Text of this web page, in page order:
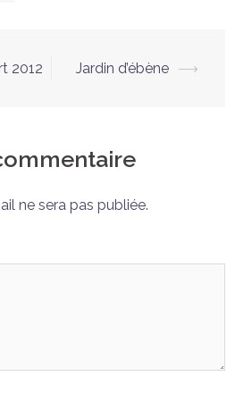
2012 Jardin d’ébène ⟶
ne sera pas publiée.